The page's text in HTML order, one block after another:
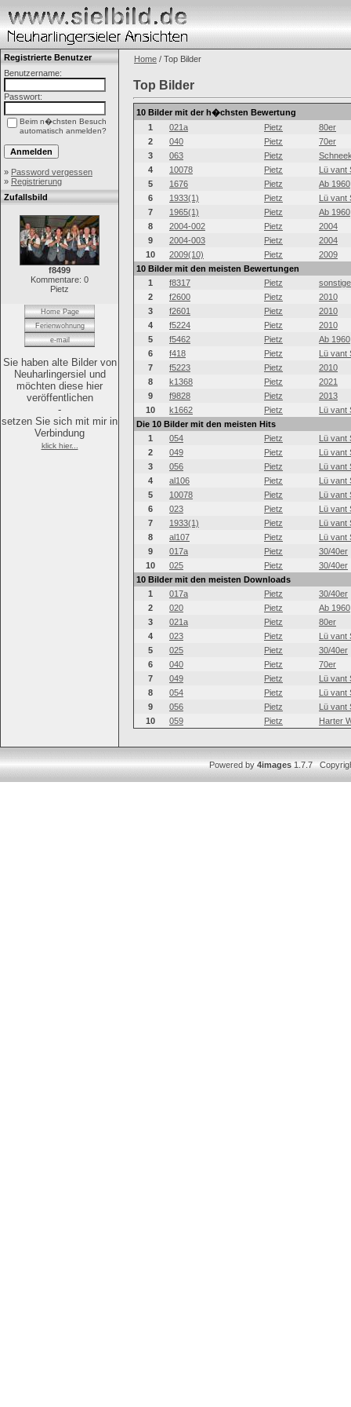
Registrierte Benutzer
Benutzername:
Passwort:
Beim n�chsten Besuch
automatisch anmelden?
» Password vergessen
» Registrierung
Zufallsbild
f8499
Kommentare: 0
Pietz
Home Page
Ferienwohnung
e-mail
Sie haben alte Bilder von
Neuharlingersiel und
möchten diese hier
veröffentlichen
-
setzen Sie sich mit mir in
Verbindung
klick hier...
Home / Top Bilder
Top Bilder
10 Bilder mit der h�chsten Bewertung
1
021a Pietz
80er
2
040 Pietz
70er
3
063 Pietz
4
10078 Pietz
Lü vant
5
1676 Pietz
Ab 1960
6
1933(1) Pietz
Lü vant
7
1965(1) Pietz
Ab 1960
8
2004-002 Pietz
2004
9
2004-003 Pietz
2004
10
2009(10) Pietz
2009
10 Bilder mit den meisten Bewertungen
1
f8317 Pietz
2
f2600 Pietz
2010
3
f2601 Pietz
2010
4
f5224 Pietz
2010
5
f5462 Pietz
Ab 1960
6
f418 Pietz
Lü vant
7
f5223 Pietz
2010
8
k1368 Pietz
2021
9
f9828 Pietz
2013
10
k1662 Pietz
Lü vant
Die 10 Bilder mit den meisten Hits
1
054 Pietz
Lü vant
2
049 Pietz
Lü vant
3
056 Pietz
Lü vant
4
al106 Pietz
Lü vant
5
10078 Pietz
Lü vant
6
023 Pietz
Lü vant
7
1933(1) Pietz
Lü vant
8
al107 Pietz
Lü vant
9
017a Pietz
30/40er
10
025 Pietz
30/40er
10 Bilder mit den meisten Downloads
1
017a Pietz
30/40er
2
020 Pietz
Ab 1960
3
021a Pietz
80er
4
023 Pietz
Lü vant
5
025 Pietz
30/40er
6
040 Pietz
70er
7
049 Pietz
Lü vant
8
054 Pietz
Lü vant
9
056 Pietz
Lü vant
10
059 Pietz Harter
Powered by4images1.7.7